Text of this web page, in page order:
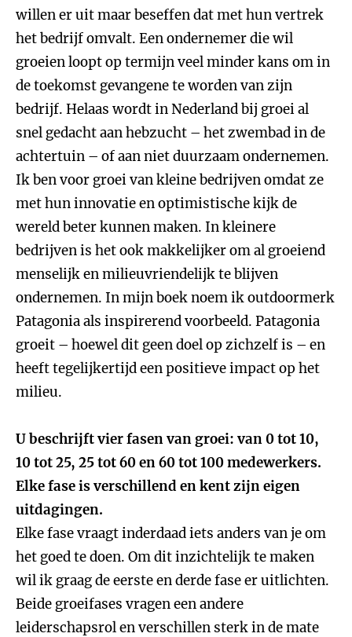
willen er uit maar beseffen dat met hun vertrek
het bedrijf omvalt. Een ondernemer die wil
groeien loopt op termijn veel minder kans om in
de toekomst gevangene te worden van zijn
bedrijf. Helaas wordt in Nederland bij groei al
snel gedacht aan hebzucht – het zwembad in de
achtertuin – of aan niet duurzaam ondernemen.
Ik ben voor groei van kleine bedrijven omdat ze
met hun innovatie en optimistische kijk de
wereld beter kunnen maken. In kleinere
bedrijven is het ook makkelijker om al groeiend
menselijk en milieuvriendelijk te blijven
ondernemen. In mijn boek noem ik outdoormerk
Patagonia als inspirerend voorbeeld. Patagonia
groeit – hoewel dit geen doel op zichzelf is – en
heeft tegelijkertijd een positieve impact op het
milieu.
U beschrijft vier fasen van groei: van 0 tot 10,
10 tot 25, 25 tot 60 en 60 tot 100 medewerkers.
Elke fase is verschillend en kent zijn eigen
uitdagingen.
Elke fase vraagt inderdaad iets anders van je om
het goed te doen. Om dit inzichtelijk te maken
wil ik graag de eerste en derde fase er uitlichten.
Beide groeifases vragen een andere
leiderschapsrol en verschillen sterk in de mate